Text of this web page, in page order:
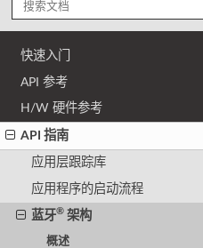
快速入门
API 参考
H/W 硬件参考
API 指南
应用层跟踪库
应用程序的启动流程
蓝牙®架构
概述